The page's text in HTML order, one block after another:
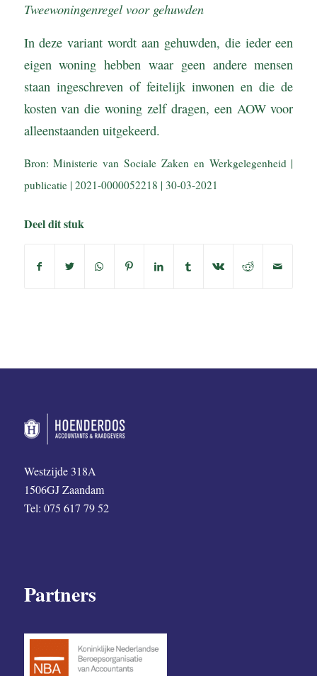
Tweewoningenregel voor gehuwden
In deze variant wordt aan gehuwden, die ieder een
eigen woning hebben waar geen andere mensen
staan ingeschreven of feitelijk inwonen en die de
kosten van die woning zelf dragen, een AOW voor
alleenstaanden uitgekeerd.
Bron: Ministerie van Sociale Zaken en Werkgelegenheid |
publicatie | 2021-0000052218 | 30-03-2021
Deel dit stuk
Westzijde 318A
1506GJ Zaandam
Tel: 075 617 79 52
Partners